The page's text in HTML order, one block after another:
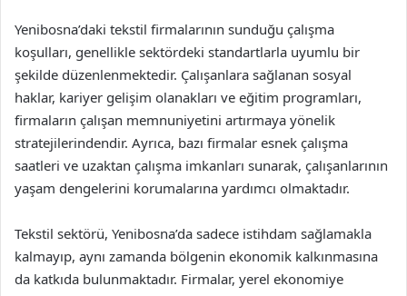
Yenibosna’daki tekstil firmalarının sunduğu çalışma
koşulları, genellikle sektördeki standartlarla uyumlu bir
şekilde düzenlenmektedir. Çalışanlara sağlanan sosyal
haklar, kariyer gelişim olanakları ve eğitim programları,
firmaların çalışan memnuniyetini artırmaya yönelik
stratejilerindendir. Ayrıca, bazı firmalar esnek çalışma
saatleri ve uzaktan çalışma imkanları sunarak, çalışanlarının
yaşam dengelerini korumalarına yardımcı olmaktadır.
Tekstil sektörü, Yenibosna’da sadece istihdam sağlamakla
kalmayıp, aynı zamanda bölgenin ekonomik kalkınmasına
da katkıda bulunmaktadır. Firmalar, yerel ekonomiye